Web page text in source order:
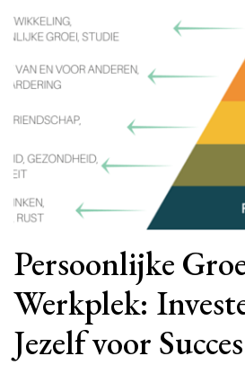
Persoonlijke
Werkplek:
Jezelf voor Succes